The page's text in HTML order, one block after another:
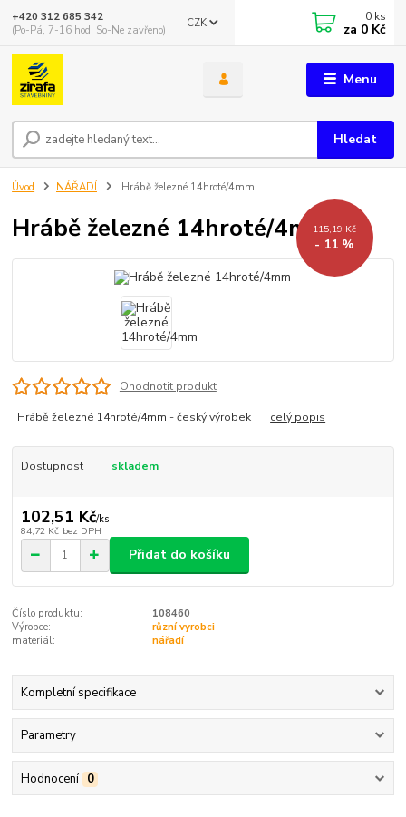
Menu
CZK
Hledat
+420 312 685 342
(Po-Pá, 7-16 hod. So-Ne zavřeno)
0 ks
za 0 Kč
Úvod NÁŘADÍ Hrábě železné 14hroté/4mm
Hrábě železné 14hroté/4mm115,19 Kč
- 11 %
Ohodnotit produkt
Hrábě železné 14hroté/4mm - český výrobek celý popis
Dostupnost skladem
102,51 Kč/ks
84,72 Kč bez DPH
Přidat do košíku
Číslo produktu:
108460
Výrobce:
různí vyrobci
materiál:
nářadí
Kompletní specifikace
Parametry
Hodnocení 0